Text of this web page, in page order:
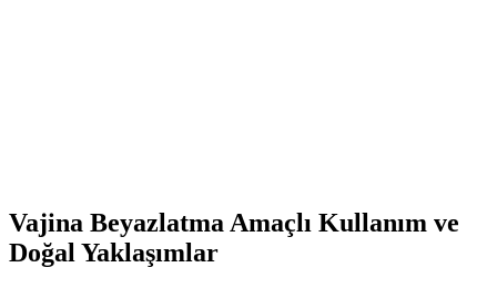
Vajina Beyazlatma Amaçlı Kullanım ve
Doğal Yaklaşımlar